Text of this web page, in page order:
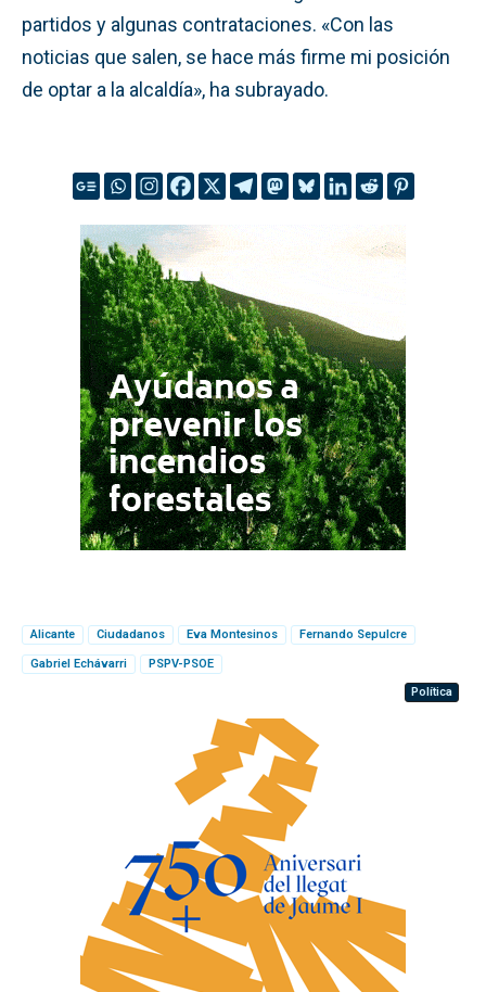
partidos y algunas contrataciones. «Con las
noticias que salen, se hace más firme mi posición
de optar a la alcaldía», ha subrayado.
Alicante Ciudadanos Eva Montesinos Fernando Sepulcre
Gabriel Echávarri
PSPV-PSOE
Política